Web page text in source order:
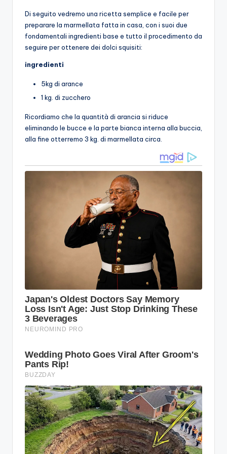
Di seguito vedremo una ricetta semplice e facile per
preparare la marmellata fatta in casa, con i suoi due
fondamentali ingredienti base e tutto il procedimento da
seguire per ottenere dei dolci squisiti:
ingredienti
5kg di arance
1 kg. di zucchero
Ricordiamo che la quantità di arancia si riduce
eliminando le bucce e la parte bianca interna alla buccia,
alla fine otterremo 3 kg. di marmellata circa.